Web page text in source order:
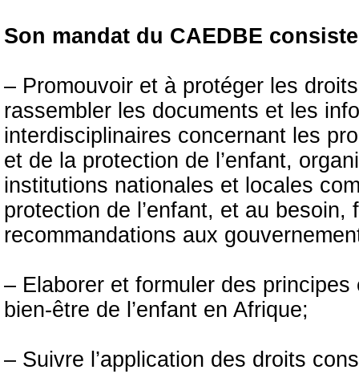
Son mandat du CAEDBE
– Promouvoir et à protéger les
rassembler les documents et les
interdisciplinaires concernant les
et de la protection de l’enfant,
institutions nationales et locales
protection de l’enfant, et au
recommandations aux
– Elaborer et formuler des
bien-être de l’enfant en Afrique;
– Suivre l’application des droits